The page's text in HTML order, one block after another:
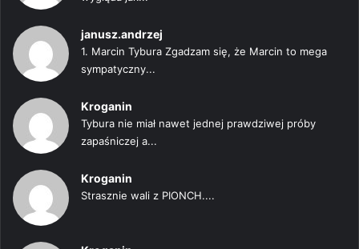
janusz.andrzej
1. Marcin Tybura Zgadzam się, że Marcin to mega
sympatyczny...
Kroganin
Tybura nie miał nawet jednej prawdziwej próby
zapaśniczej a...
Kroganin
Strasznie wali z PIONCH....